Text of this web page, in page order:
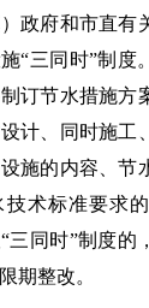
府和市直有
“三同时”制度
订节水措施方
计、同时施工
施的内容、节
技术标准要求
三同时”制度的
期整改。